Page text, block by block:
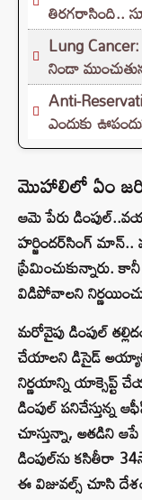
తిరగరాసింది..
Lung
నిండా
Anti-
ఎందుకు
మొహాలిలో ఏం
ఆమె పేరు
హర్జిందర్‌సింగ్‌ మాన్..
ప్రేమించుకున్నారు.
విడిపోవాలని
మరోవైపు డింపుల్
చేయాలని డిసైడ్
నిర్ణయాన్ని యాక్సెప్ట్
డింపుల్‌ పనిచేస్తున్న
చూస్తున్నా, అతడిని
డింపుల్‌ను కసితీరా
ఈ విజువల్స్‌ చూసి